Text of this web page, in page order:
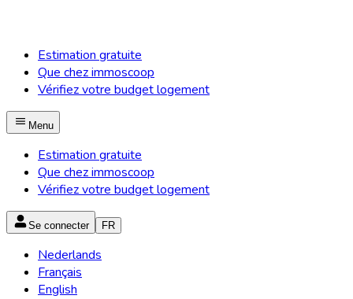
Estimation gratuite
Que chez immoscoop
Vérifiez votre budget logement
Menu
Estimation gratuite
Que chez immoscoop
Vérifiez votre budget logement
Se connecter FR
Nederlands
Français
English